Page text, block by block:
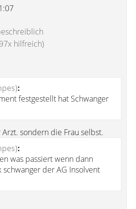
hilfreich)
:
festgestellt hat Schwanger
sondern die Frau selbst.
:
was passiert wenn dann
der AG Insolvent